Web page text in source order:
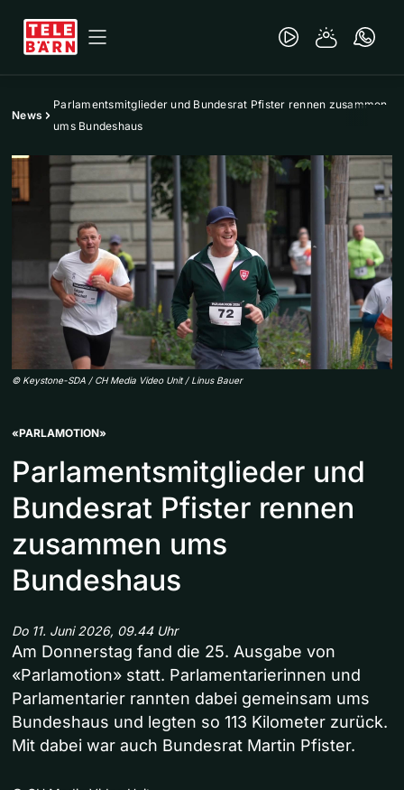
News
Parlamentsmitglieder und Bundesrat Pfister rennen zusammen
ums Bundeshaus
© Keystone-SDA / CH Media Video Unit / Linus Bauer
«PARLAMOTION»
Parlamentsmitglieder und
Bundesrat Pfister rennen
zusammen ums
Bundeshaus
Do 11. Juni 2026, 09.44 Uhr
Am Donnerstag fand die 25. Ausgabe von
«Parlamotion» statt. Parlamentarierinnen und
Parlamentarier rannten dabei gemeinsam ums
Bundeshaus und legten so 113 Kilometer zurück.
Mit dabei war auch Bundesrat Martin Pfister.